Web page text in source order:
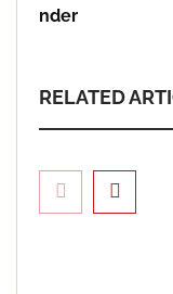
nder
RELATED